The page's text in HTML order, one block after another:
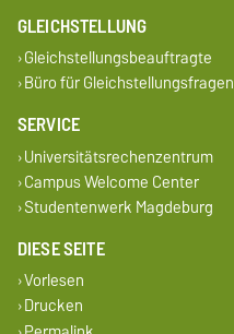
GLEICHSTELLUNG
Gleichstellungsbeauftragte
Büro für Gleichstellungsfragen
SERVICE
Universitätsrechenzentrum
Campus Welcome Center
Studentenwerk Magdeburg
DIESE SEITE
Vorlesen
Drucken